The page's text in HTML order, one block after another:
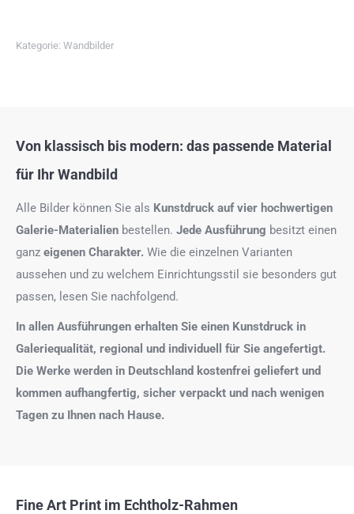
Kategorie: Wandbilder
Von klassisch bis modern: das passende Material
für Ihr Wandbild
Alle Bilder können Sie als Kunstdruck auf vier hochwertigen
Galerie-Materialien bestellen. Jede Ausführung besitzt einen
ganz eigenen Charakter. Wie die einzelnen Varianten
aussehen und zu welchem Einrichtungsstil sie besonders gut
passen, lesen Sie nachfolgend.
In allen Ausführungen erhalten Sie einen Kunstdruck in
Galeriequalität, regional und individuell für Sie angefertigt.
Die Werke werden in Deutschland kostenfrei geliefert und
kommen aufhangfertig, sicher verpackt und nach wenigen
Tagen zu Ihnen nach Hause.
Fine Art Print im Echtholz-Rahmen